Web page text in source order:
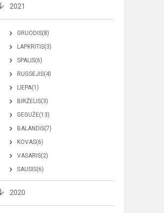
2021
GRUODIS(8)
LAPKRITIS(3)
SPALIS(6)
RUGSĖJIS(4)
LIEPA(1)
BIRŽELIS(3)
GEGUŽĖ(13)
BALANDIS(7)
KOVAS(6)
VASARIS(2)
SAUSIS(6)
2020